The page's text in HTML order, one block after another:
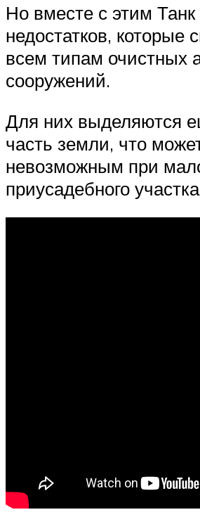
Но вместе с этим
недостатков, которые
всем типам очистных
сооружений.
Для них выделяются
часть земли, что
невозможным при
приусадебного